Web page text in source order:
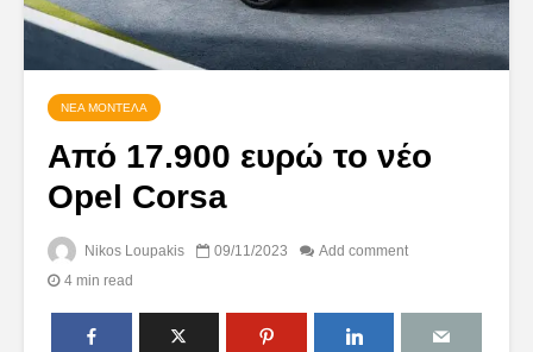
ΝΈΑ ΜΟΝΤΈΛΑ
Από 17.900 ευρώ το νέο
Opel Corsa
Nikos Loupakis 09/11/2023
Add comment
4 min read